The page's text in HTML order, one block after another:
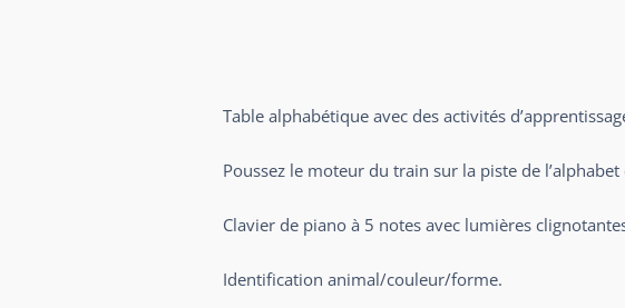
Table alphabétique avec des activités
Poussez le moteur du train sur la piste de
Clavier de piano à 5 notes avec lumières
Identification animal/couleur/forme.